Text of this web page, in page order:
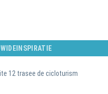
INSPIRATIE
12 trasee de cicloturism